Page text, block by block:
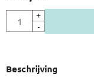
+
-
Beschrijving